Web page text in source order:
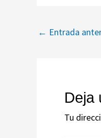
Navegación
← Entrada
Deja
Tu